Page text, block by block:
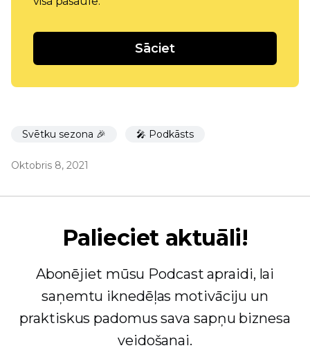
Sāciet
Svētku sezona 🎉 🎤 Podkāsts
Oktobris 8, 2021
Palieciet aktuāli!
Abonējiet mūsu Podcast apraidi, lai
saņemtu iknedēļas motivāciju un
praktiskus padomus sava sapņu biznesa
veidošanai.